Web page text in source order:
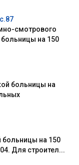
смотрового
на 150
больницы на
на 150
Для строител...